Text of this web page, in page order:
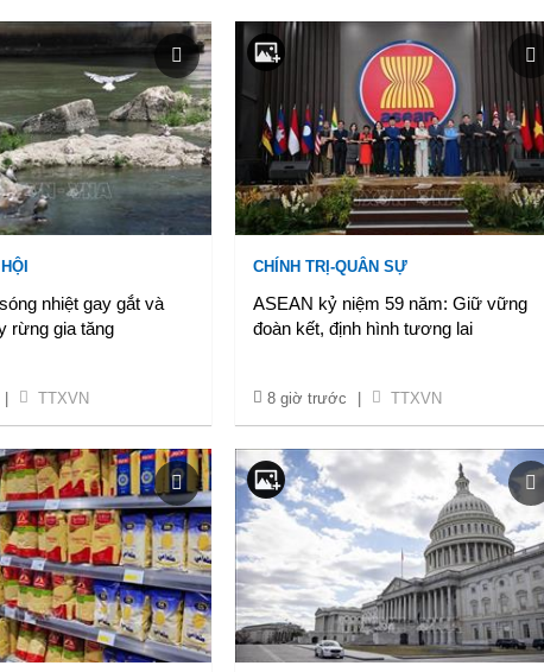
nhiệt gay gắt và
rừng gia tăng
TTXVN
CHÍNH TRỊ-QUÂN SỰ
ASEAN kỷ niệm 59 năm: Giữ vững
đoàn kết, định hình tương lai
8 giờ trước TTXVN